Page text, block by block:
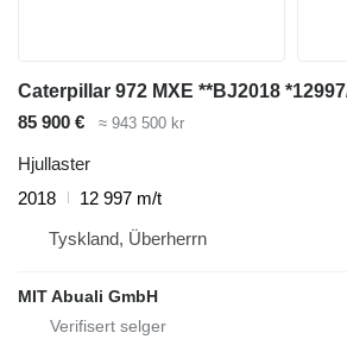
85 900 € ≈ 943 500 kr
Hjullaster
2018
12 997 m/t
Tyskland, Überherrn
MIT Abuali GmbH